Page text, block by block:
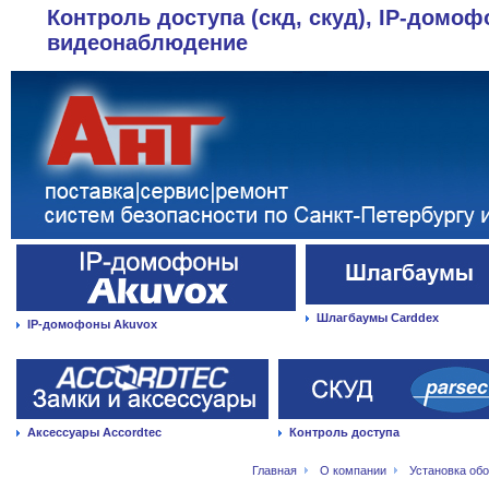
Контроль доступа (скд, скуд), IP-
видеонаблюдение
IP-домофоны Akuvox Шлагбаумы Carddex
Аксессуары Accordtec Контроль доступа
Главная О компании Установка